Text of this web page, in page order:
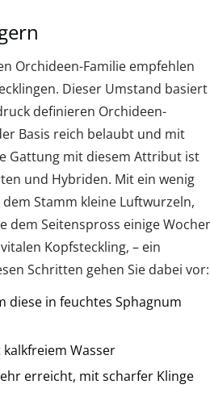
Orchideen-Familie empfehlen
Dieser Umstand basiert
definieren Orchideen-
Basis reich belaubt und mit
Gattung mit diesem Attribut ist
und Hybriden. Mit ein wenig
Stamm kleine Luftwurzeln,
dem Seitenspross einige
Kopfsteckling, – ein
Schritten gehen Sie dabei vor:
diese in feuchtes Sphagnum
Wasser
erreicht, mit scharfer Klinge